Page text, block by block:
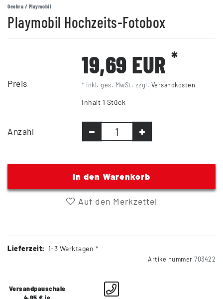
Geobra / Playmobil
Playmobil Hochzeits-Fotobox
Preis
19,69 EUR*
* inkl. ges. MwSt. zzgl. Versandkosten
Inhalt 1 Stück
Anzahl
In den Warenkorb
Auf den Merkzettel
Lieferzeit: 1-3 Werktagen *
Artikelnummer 703422
Versandpauschale